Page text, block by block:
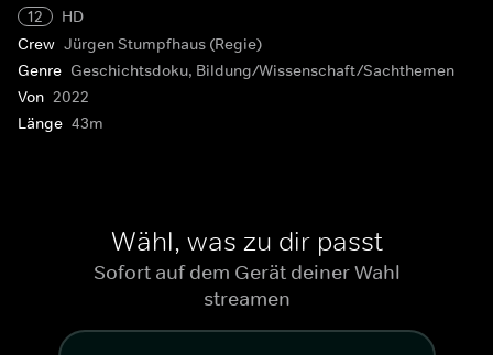
12
HD
Crew Jürgen Stumpfhaus (Regie)
Genre Geschichtsdoku, Bildung/Wissenschaft/Sachthemen
Von 2022
Länge 43m
Wähl, was zu dir passt
Sofort auf dem Gerät deiner Wahl
streamen